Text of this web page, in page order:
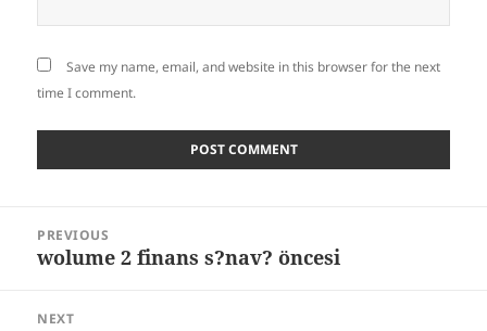
Save my name, email, and website in this browser for the next
time I comment.
navigation
PREVIOUS
Previous
wolume 2 finans s?nav? öncesi
NEXT